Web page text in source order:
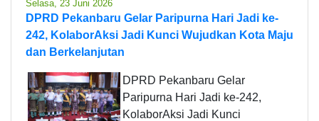
Selasa, 23 Juni 2026
DPRD Pekanbaru Gelar Paripurna Hari Jadi ke-
242, KolaborAksi Jadi Kunci Wujudkan Kota Maju
dan Berkelanjutan
DPRD Pekanbaru Gelar
Paripurna Hari Jadi ke-242,
KolaborAksi Jadi Kunci